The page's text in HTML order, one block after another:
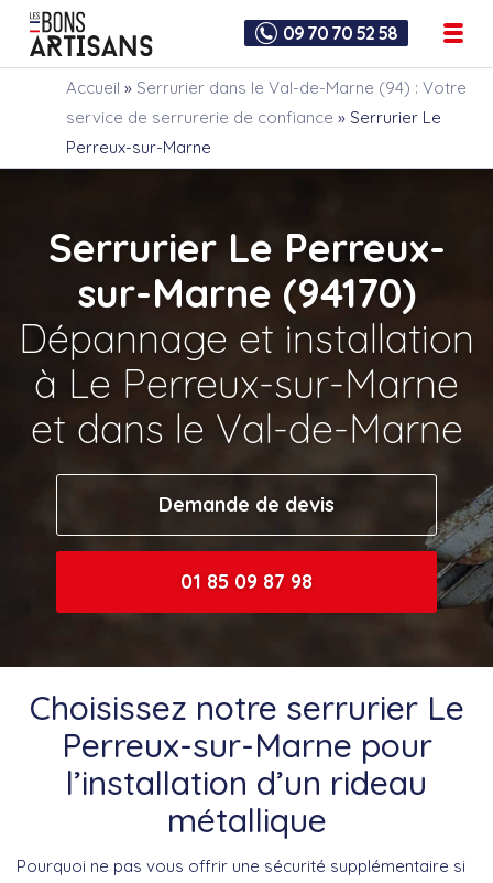
09 70 70 52 58
Accueil » Serrurier dans le Val-de-Marne (94) : Votre
service de serrurerie de confiance » Serrurier Le
Perreux-sur-Marne
Serrurier Le Perreux-
sur-Marne (94170)
Dépannage et installation
à Le Perreux-sur-Marne
et dans le Val-de-Marne
Demande de devis
01 85 09 87 98
Choisissez notre serrurier Le
Perreux-sur-Marne pour
l’installation d’un rideau
métallique
Pourquoi ne pas vous offrir une sécurité supplémentaire si